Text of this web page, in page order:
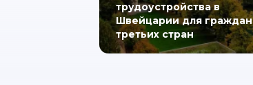
трудоустройства в
Швейцарии для граждан
третьих стран